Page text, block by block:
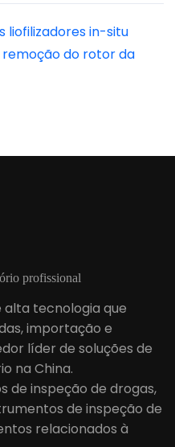
liofilizadores in-situ
remoção do rotor da
profissional
alta tecnologia que
importação e
líder de soluções de
na China.
de inspeção de drogas,
de inspeção de
relacionados à